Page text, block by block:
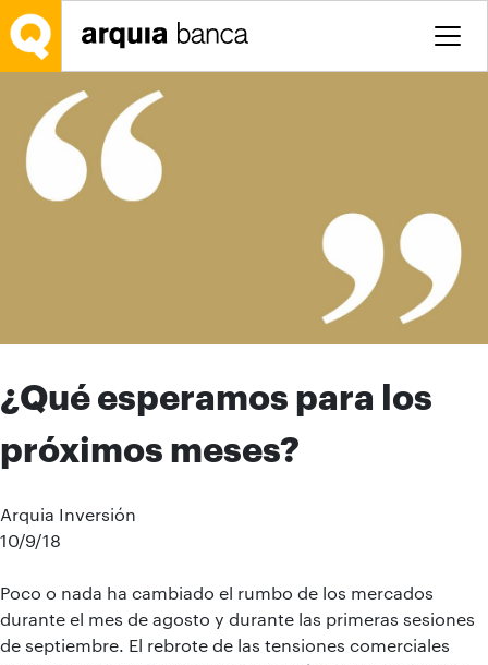
Salta al contingut principal
¿Qué esperamos para los
próximos meses?
Arquia Inversión
10/9/18
Poco o nada ha cambiado el rumbo de los mercados
durante el mes de agosto y durante las primeras sesiones
de septiembre. El rebrote de las tensiones comerciales